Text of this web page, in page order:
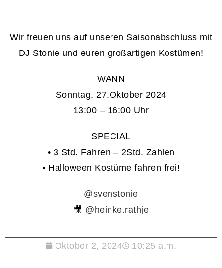
Wir freuen uns auf unseren Saisonabschluss mit
DJ Stonie und euren großartigen Kostümen!
WANN
Sonntag, 27.Oktober 2024
13:00 – 16:00 Uhr
SPECIAL
• 3 Std. Fahren – 2Std. Zahlen
• Halloween Kostüme fahren frei!
@svenstonie
🎥 @heinke.rathje
Oktober 2, 2024 10:25 a.m.